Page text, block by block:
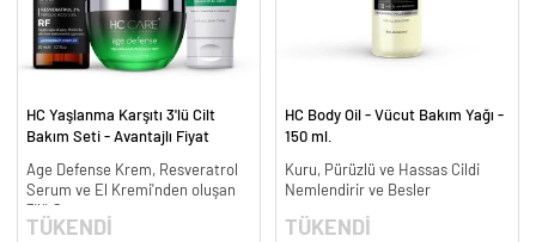
HC Yaşlanma Karşıtı 3'lü Cilt
Bakım Seti - Avantajlı Fiyat
Age Defense Krem, Resveratrol
Serum ve El Kremi'nden oluşan
TÜKENDİ
HC Body Oil - Vücut Bakım Yağı -
150 ml.
Kuru, Pürüzlü ve Hassas Cildi
Nemlendirir ve Besler
TÜKENDİ